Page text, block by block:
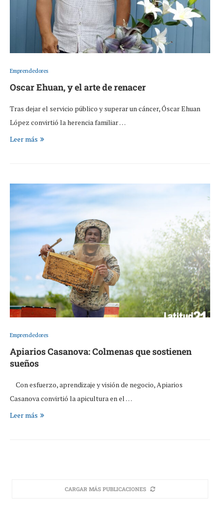
Emprendedores
Oscar Ehuan, y el arte de renacer
Tras dejar el servicio público y superar un cáncer, Óscar Ehuan
López convirtió la herencia familiar …
Leer más
Emprendedores
Apiarios Casanova: Colmenas que sostienen
sueños
Con esfuerzo, aprendizaje y visión de negocio, Apiarios
Casanova convirtió la apicultura en el …
Leer más
CARGAR MÁS PUBLICACIONES